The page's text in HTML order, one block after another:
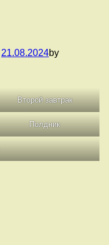
21.08.2024by
Второй завтрак
Полдник